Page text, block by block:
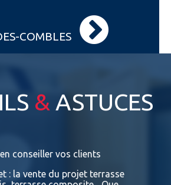
COMBLES
& ASTUCES
conseiller vos clients
: la vente du projet terrasse